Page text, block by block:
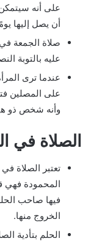
على أنه
أن يصل إليها
صلاة الجمعة
عليه بالتوبة
عندما ترى
على المصلين
وأنه شخص ذو
الصلاة في
تعتبر الصلاة في
المحمودة فهي
فيها صاحب
الخروج منها.
الحلم بتأدية